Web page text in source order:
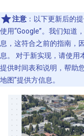
注意 ：以下更新后的
使用“Google”。我们知道
息，这符合之前的指南，
息。 对于新实现，请使用
提供时间表和说明，帮助
地图”提供方信息。